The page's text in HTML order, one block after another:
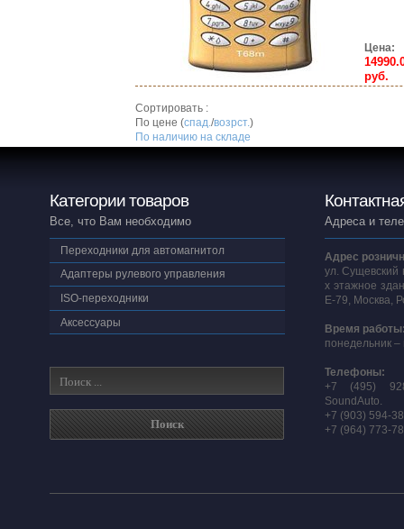
Цена:
руб.
Сортировать :
По цене (спад./возрст.)
По наличию на складе
Категории товаров
Все, что Вам необходимо
Переходники для автомагнитол
Адаптеры рулевого управления
ISO-переходники
Аксессуары
Адреса и
Адрес
ул. Сущевский
х этажное
E-79, Москва,
Время
понедельник –
Телефоны:
+7 (495)
SoundAuto.
+7 (903) 594-
+7 (964) 773-